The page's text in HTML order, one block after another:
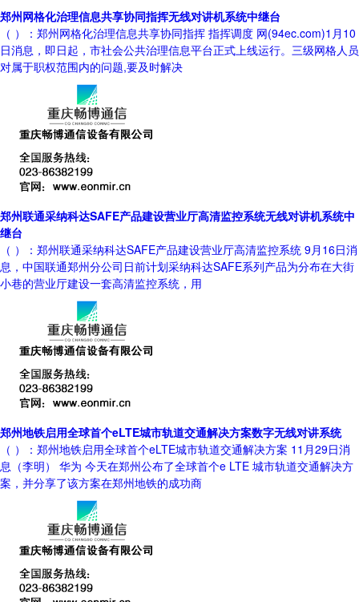
郑州网格化治理信息共享协同指挥无线对讲机系统中继台
（ ）：郑州网格化治理信息共享协同指挥 指挥调度 网(94ec.com)1月10
日消息，即日起，市社会公共治理信息平台正式上线运行。三级网格人员
对属于职权范围内的问题,要及时解决
郑州联通采纳科达SAFE产品建设营业厅高清监控系统无线对讲机系统中
继台
（ ）：郑州联通采纳科达SAFE产品建设营业厅高清监控系统 9月16日消
息，中国联通郑州分公司日前计划采纳科达SAFE系列产品为分布在大街
小巷的营业厅建设一套高清监控系统，用
郑州地铁启用全球首个eLTE城市轨道交通解决方案数字无线对讲系统
（ ）：郑州地铁启用全球首个eLTE城市轨道交通解决方案 11月29日消
息（李明） 华为 今天在郑州公布了全球首个e LTE 城市轨道交通解决方
案，并分享了该方案在郑州地铁的成功商